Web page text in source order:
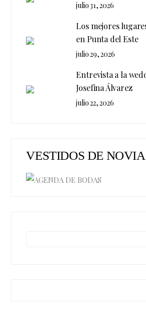
julio 31, 2026
Los mejores
en Punta del Este
julio 29, 2026
Entrevista a la
Josefina Álvarez
julio 22, 2026
VESTIDOS DE NOVIA